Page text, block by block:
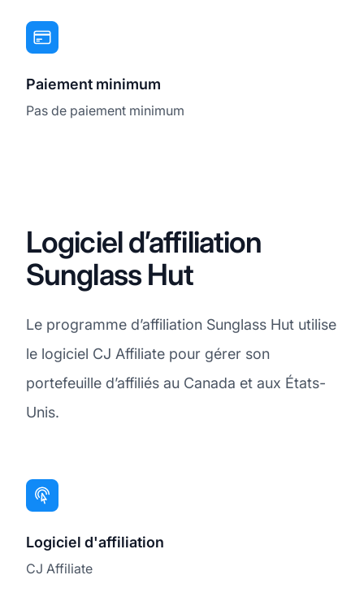
Paiement minimum
Pas de paiement minimum
Logiciel d’affiliation
Sunglass Hut
Le programme d’affiliation Sunglass Hut utilise
le logiciel CJ Affiliate pour gérer son
portefeuille d’affiliés au Canada et aux États-
Unis.
Logiciel d'affiliation
CJ Affiliate